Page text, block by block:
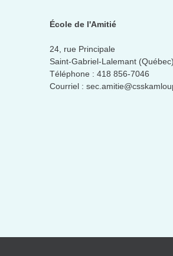
École de l'Amitié
24, rue Principale
Saint-Gabriel-Lalemant
Téléphone : 418 856-7046
Courriel :